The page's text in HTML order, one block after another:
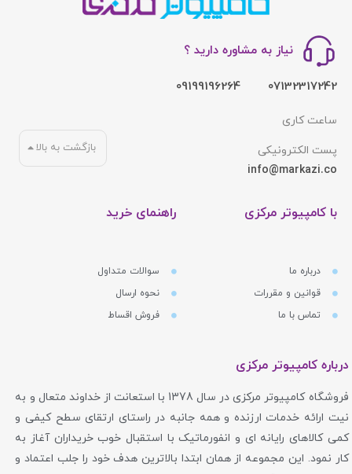
نیاز به مشاوره دارید ؟
07132317242
09199196264
ساعت کاری
پست الکترونیکی
info@markazi.co
با کامپیوتر مرکزی
درباره ما
قوانین و مقررات
تماس با ما
راهنمای خرید
سوالات متداول
نحوه ارسال
فروش اقساط
بازگشت به بالا
درباره کامپیوتر مرکزی
فروشگاه کامپیوتر مرکزی در سال 1378 با استعانت از خداوند متعال و به
نیت ارائه خدمات ارزنده و همه جانبه در راستای ارتقای سطح کیفی و
کمی کالاهای رایانه ای و انفورماتیک با استقبال خوب خریداران آغاز به
کار نمود. این مجموعه از همان ابتدا بالاترین هدف خود را جلب اعتماد و